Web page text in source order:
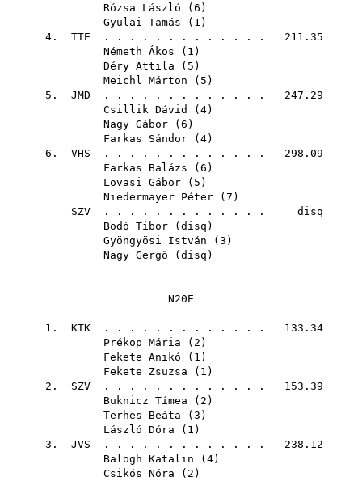
Rózsa László ( 6 )
Gyulai Tamás ( 1 )
4. TTE . . . . . . . . . . . . . 211.35
Németh Ákos ( 1 )
Déry Attila ( 5 )
Meichl Márton ( 5 )
5. JMD . . . . . . . . . . . . . 247.29
Csillik Dávid
( 4)
Nagy Gábor ( 6 )
Farkas Sándor ( 4)
6. VHS . . . . . . . . . . . . . 298.09
Farkas Balázs ( 6 )
Lovasi Gábor ( 5 )
Niedermayer Péter ( 7 )
SZV . . . . . . . . . . . . . disq
Bodó Tibor ( disq )
Gyöngyösi István ( 3 )
Nagy Gergő ( disq )
N20E
--------------------------------------------
1. KTK . . . . . . . . . . . . . 133.34
Prékop Mária ( 2 )
Fekete Anikó ( 1 )
Fekete Zsuzsa ( 1 )
2. SZV . . . . . . . . . . . . . 153.39
Buknicz Tímea ( 2 )
Terhes Beáta ( 3 )
László Dóra ( 1 )
3. JVS . . . . . . . . . . . . . 238.12
Balogh Katalin ( 4)
Csikós Nóra ( 2 )